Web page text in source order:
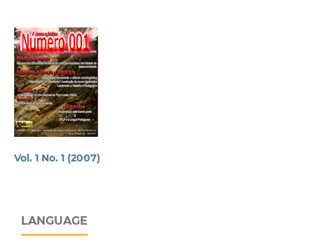
Vol. 1 No. 1 (2007)
LANGUAGE